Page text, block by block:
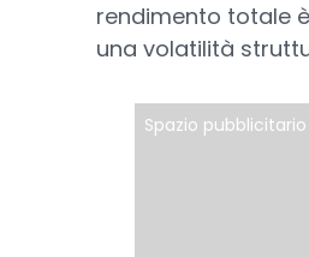
rendimento totale
una volatilità
Spazio pubblicitario